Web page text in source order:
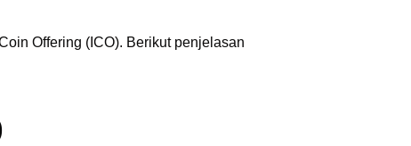
Offering (ICO). Berikut penjelasan